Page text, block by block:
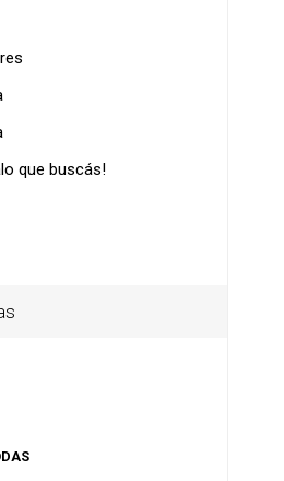
que buscás!